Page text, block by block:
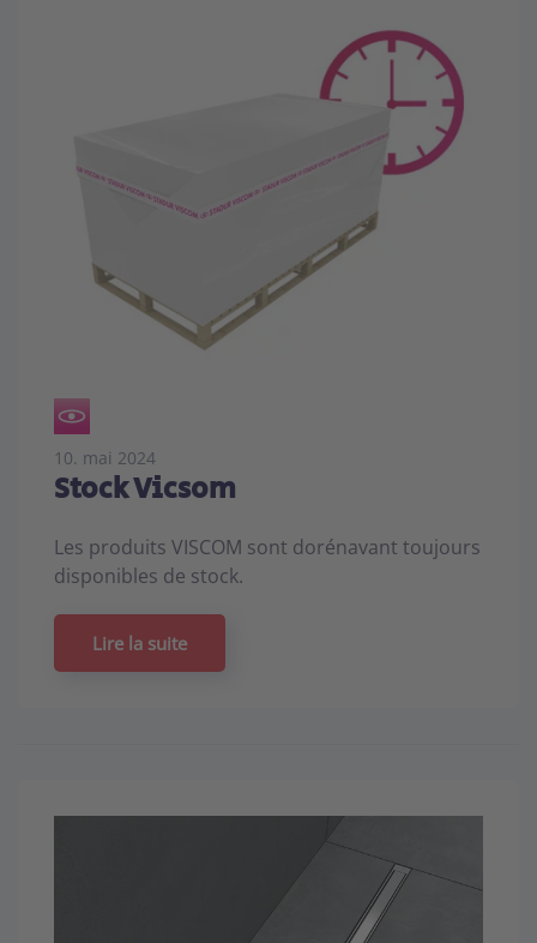
10. mai 2024
Stock Vicsom
Les produits VISCOM sont dorénavant toujours
disponibles de stock.
Lire la suite